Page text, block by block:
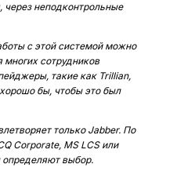
неподконтрольные
с этой системой можно
сотрудников
такие как Trillian,
бы, чтобы это был
только Jabber. По
Corporate, MS LCS или
определяют выбор.